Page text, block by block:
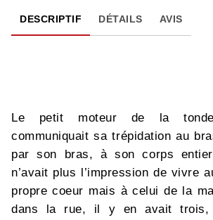
DESCRIPTIF DÉTAILS AVIS
Le petit moteur de la
communiquait sa trépidation au
par son bras, à son corps
n’avait plus l’impression de vivre
propre coeur mais à celui de la
dans la rue, il y en avait trois,